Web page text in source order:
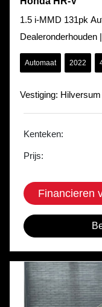
1.5 i-MMD 131pk
Dealeronderhouden
Blindspot | Elec.
Automaat 2022
Vestiging: Hilversum
Kenteken:
Prijs:
Financieren